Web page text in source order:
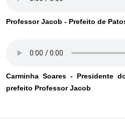
Professor Jacob - Prefeito de
Carminha Soares - Presidente
prefeito Professor Jacob